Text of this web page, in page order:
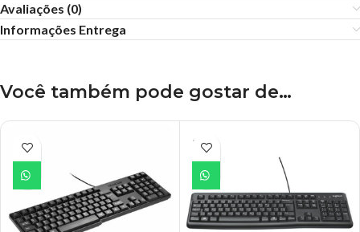
Avaliações (0)
Informações Entrega
Você também pode gostar de…
ESGO
TADO